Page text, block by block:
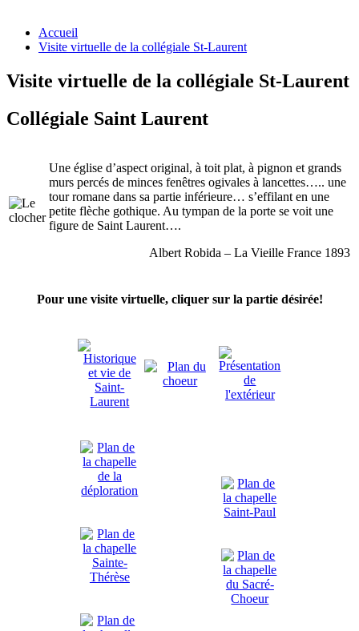
Accueil
Visite virtuelle de la collégiale St-Laurent
Visite virtuelle de la collégiale St-Laurent
Collégiale Saint Laurent
Une église d’aspect original, à toit plat, à pignon et grands
murs percés de minces fenêtres ogivales à lancettes….. une
tour romane dans sa partie inférieure… s’effilant en une
petite flèche gothique. Au tympan de la porte se voit une
figure de Saint Laurent….
Albert Robida – La Vieille France 1893
Pour une visite virtuelle, cliquer sur la partie désirée!